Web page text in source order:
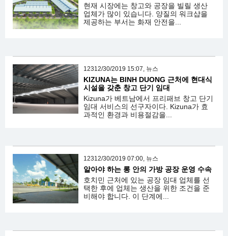
현재 시장에는 창고와 공장을 빌릴 생산
업체가 많이 있습니다. 양질의 워크샵을
제공하는 부서는 화재 안전을...
12312/30/2019 15:07, 뉴스
KIZUNA는 BINH DUONG 근처에 현대식
시설을 갖춘 창고 단기 임대
Kizuna가 베트남에서 프리패브 창고 단기
임대 서비스의 선구자이다. Kizuna가 효
과적인 환경과 비용절감을...
12312/30/2019 07:00, 뉴스
알아야 하는 롱 안의 가방 공장 운영 수속
호치민 근처에 있는 공장 임대 업체를 선
택한 후에 업체는 생산을 위한 조건을 준
비해야 합니다. 이 단계에...